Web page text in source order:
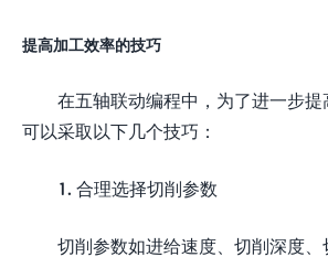
提高加工效率的技巧
在五轴联动编程中，为了进一步
可以采取以下几个技巧：
1. 合理选择切削参数
切削参数如进给速度、切削深度、